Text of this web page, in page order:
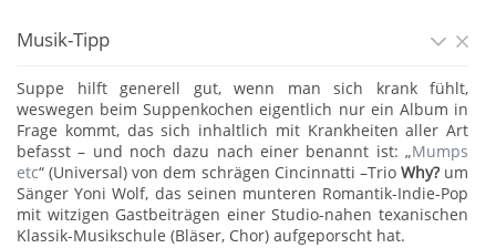
Musik-Tipp
Suppe hilft generell gut, wenn man sich krank fühlt,
weswegen beim Suppenkochen eigentlich nur ein Album in
Frage kommt, das sich inhaltlich mit Krankheiten aller Art
befasst – und noch dazu nach einer benannt ist: „Mumps
etc“ (Universal) von dem schrägen Cincinnatti –Trio Why?um
Sänger Yoni Wolf, das seinen munteren Romantik-Indie-Pop
mit witzigen Gastbeiträgen einer Studio-nahen texanischen
Klassik-Musikschule (Bläser, Chor) aufgeporscht hat.